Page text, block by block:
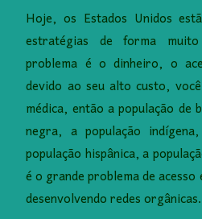
Hoje, os Estados Unidos
estratégias de forma
problema é o dinheiro, o
devido ao seu alto custo,
médica, então a população de
negra, a população
população hispânica, a
é o grande problema de
desenvolvendo redes orgânicas.